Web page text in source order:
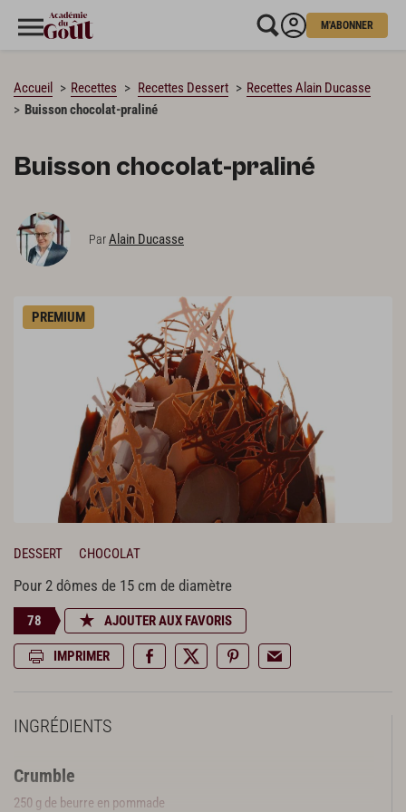
M'ABONNER
Accueil Recettes Recettes Dessert
Recettes Alain Ducasse
Buisson chocolat-praliné
Buisson chocolat-praliné
ParAlain Ducasse
PREMIUM
DESSERT CHOCOLAT
Pour 2 dômes de 15 cm de diamètre
78 AJOUTER AUX FAVORIS
IMPRIMER
INGRÉDIENTS
Crumble
250 g de beurre en pommade
CHARGEMENT…